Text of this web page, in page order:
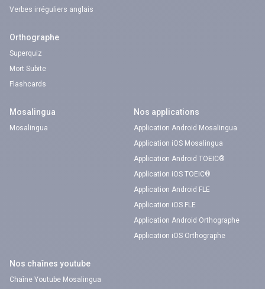
Verbes irréguliers anglais
Orthographe
Superquiz
Mort Subite
Flashcards
Mosalingua
Mosalingua
Nos applications
Application Android Mosalingua
Application iOS Mosalingua
Application Android TOEIC®
Application iOS TOEIC®
Application Android FLE
Application iOS FLE
Application Android Orthographe
Application iOS Orthographe
Nos chaînes youtube
Chaîne Youtube Mosalingua